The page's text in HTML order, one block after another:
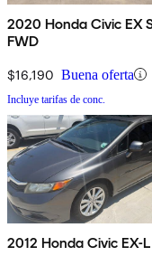
2020 Honda Civic EX
FWD
$16,190 Buena oferta
Incluye tarifas de conc.
2012 Honda Civic EX-L